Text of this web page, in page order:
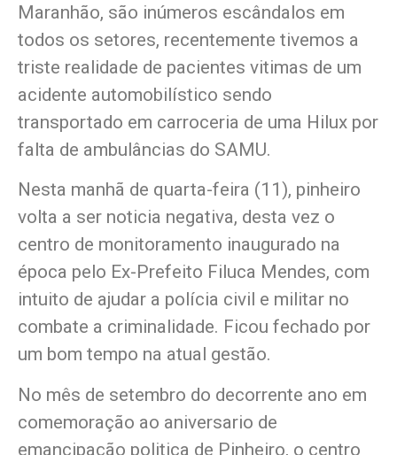
Maranhão, são inúmeros escândalos em
todos os setores, recentemente tivemos a
triste realidade de pacientes vitimas de um
acidente automobilístico sendo
transportado em carroceria de uma Hilux por
falta de ambulâncias do SAMU.
Nesta manhã de quarta-feira (11), pinheiro
volta a ser noticia negativa, desta vez o
centro de monitoramento inaugurado na
época pelo Ex-Prefeito Filuca Mendes, com
intuito de ajudar a polícia civil e militar no
combate a criminalidade. Ficou fechado por
um bom tempo na atual gestão.
No mês de setembro do decorrente ano em
comemoração ao aniversario de
emancipação politica de Pinheiro, o centro